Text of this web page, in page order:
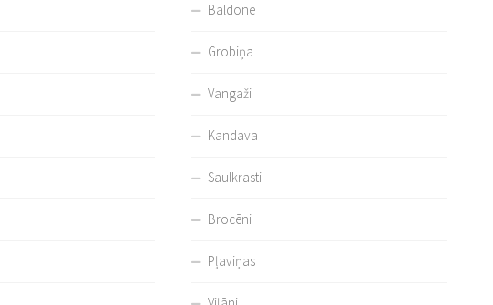
Baldone
Grobiņa
Vangaži
Kandava
Saulkrasti
Brocēni
Pļaviņas